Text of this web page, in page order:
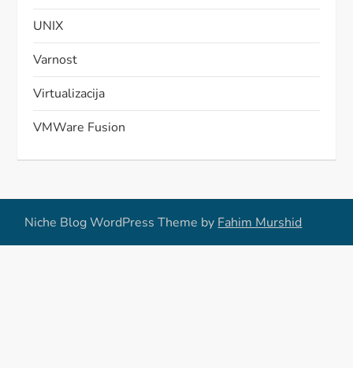
UNIX
Varnost
Virtualizacija
VMWare Fusion
Niche Blog WordPress Theme by Fahim Murshid